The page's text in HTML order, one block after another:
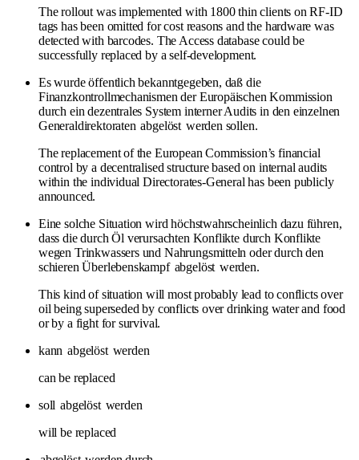
The rollout was implemented with 1800 thin clients on RF-ID
tags has been omitted for cost reasons and the hardware was
detected with barcodes. The Access database could be
successfully replaced by a self-development.
Es wurde öffentlich bekanntgegeben, daß die
Finanzkontrollmechanismen der Europäischen Kommission
durch ein dezentrales System interner Audits in den einzelnen
Generaldirektoraten abgelöst werden sollen.
The replacement of the European Commission’s financial
control by a decentralised structure based on internal audits
within the individual Directorates-General has been publicly
announced.
Eine solche Situation wird höchstwahrscheinlich dazu führen,
dass die durch Öl verursachten Konflikte durch Konflikte
wegen Trinkwassers und Nahrungsmitteln oder durch den
schieren Überlebenskampf abgelöst werden.
This kind of situation will most probably lead to conflicts over
oil being superseded by conflicts over drinking water and food
or by a fight for survival.
kann abgelöst werden
can be replaced
soll abgelöst werden
will be replaced